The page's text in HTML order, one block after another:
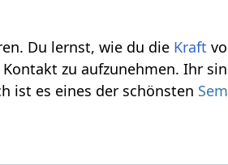
Du lernst, wie du die Kraft
Kontakt zu aufzunehmen. Ihr
ist es eines der schönsten